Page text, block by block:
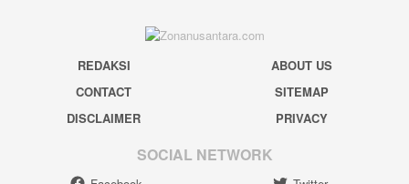
REDAKSI
ABOUT US
CONTACT
SITEMAP
DISCLAIMER
PRIVACY
SOCIAL NETWORK